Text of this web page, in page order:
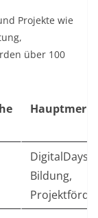
Projekte wie
über 100
DigitalDays,
Bildung,